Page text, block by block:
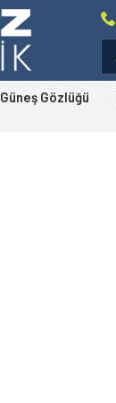
Güneş Gözlüğü